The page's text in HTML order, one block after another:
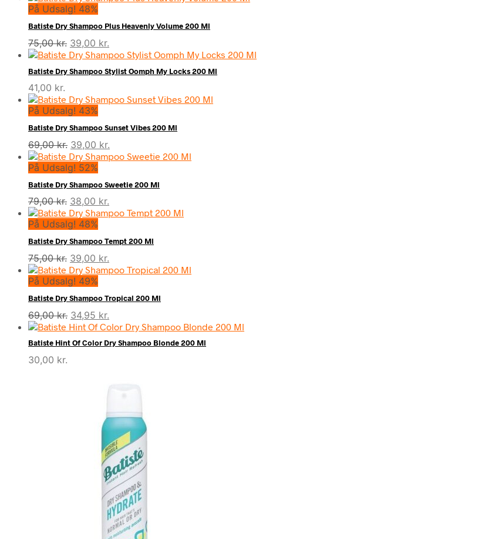
pris
var:
69,95 kr..
er:
55,95 kr..
På Udsalg! 48%
Batiste Dry Shampoo Plus Heavenly Volume 200 Ml
75,00kr. Den
oprindelige
var:
39,00 kr.
aktuelle
er:
Batiste Dry Shampoo Stylist Oomph My Locks 200 Ml
41,00 kr.
På Udsalg! 43%
Batiste Dry Shampoo Sunset Vibes 200 Ml
69,00kr. Den
oprindelige
pris
69,00 kr..
39,00 kr.
aktuelle
39,00 kr..
På Udsalg! 52%
Batiste Dry Shampoo Sweetie 200 Ml
79,00kr. Den
oprindelige
pris
var:
79,00 kr..
38,00 kr.
aktuelle
er:
38,00 kr..
På Udsalg! 48%
Batiste Dry Shampoo Tempt 200 Ml
75,00kr. Den
oprindelige
pris
75,00 kr..
39,00 kr.
aktuelle
39,00 kr..
På Udsalg! 49%
Batiste Dry Shampoo Tropical 200 Ml
69,00kr. Den
oprindelige
pris
var:
34,95 kr.
aktuelle
pris
er:
Batiste Hint Of Color Dry Shampoo Blonde 200 Ml
30,00 kr.